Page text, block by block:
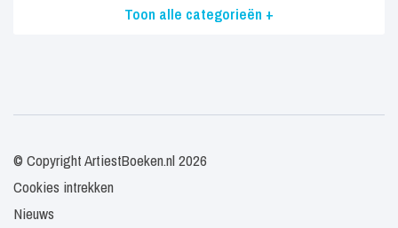
Toon alle categorieën +
© Copyright ArtiestBoeken.nl 2026
Cookies intrekken
Nieuws